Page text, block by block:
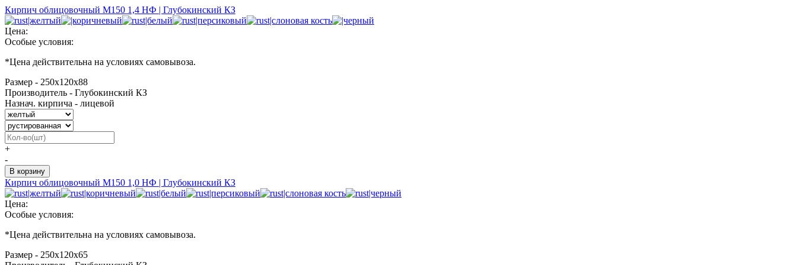
Кирпич облицовочный М150 1,4 НФ | Глубокинский КЗ
Цена:
Особые условия:
*Цена действительна на условиях самовывоза.
Размер - 250х120х88
Производитель - Глубокинский КЗ
Назнач. кирпича - лицевой
+
-
Кирпич облицовочный М150 1,0 НФ | Глубокинский КЗ
Цена:
Особые условия:
*Цена действительна на условиях самовывоза.
Размер - 250х120х65